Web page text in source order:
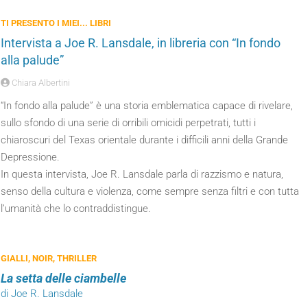
TI PRESENTO I MIEI... LIBRI
Intervista a Joe R. Lansdale, in libreria con “In fondo
alla palude”
Chiara Albertini
“In fondo alla palude” è una storia emblematica capace di rivelare,
sullo sfondo di una serie di orribili omicidi perpetrati, tutti i
chiaroscuri del Texas orientale durante i difficili anni della Grande
Depressione.
In questa intervista, Joe R. Lansdale parla di razzismo e natura,
senso della cultura e violenza, come sempre senza filtri e con tutta
l’umanità che lo contraddistingue.
GIALLI, NOIR, THRILLER
La setta delle ciambelle
di Joe R. Lansdale